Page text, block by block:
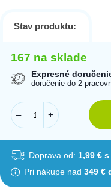
Stav produktu:
167 na sklade
Expresné
doručenie do 2
– +
Doprava od: 1,99 € s
Pri nákupe nad 349 €